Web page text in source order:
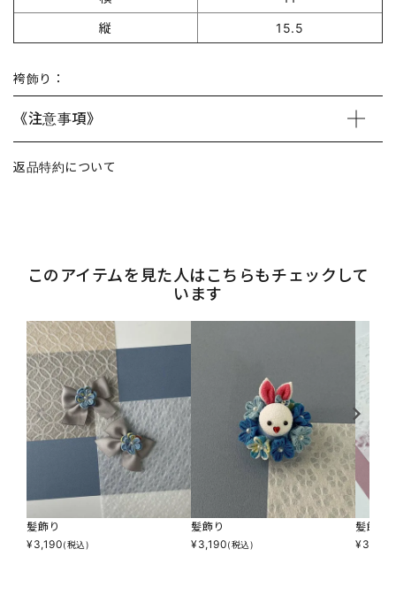
縦
15.5
袴飾り：
《注意事項》
返品特約について
このアイテムを見た人はこちらもチェックして
います
髪飾り
¥3,190(税込)
髪飾り
¥3,190(税込)
髪飾り
¥3,850